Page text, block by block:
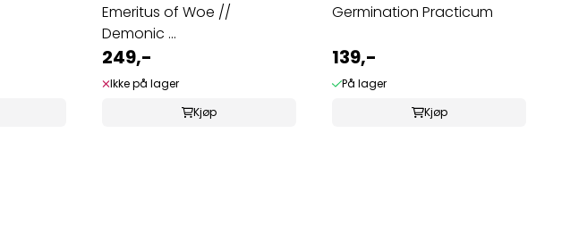
Emeritus of Woe //
Demonic ...
249,-
Ikke på lager
Kjøp
Germination Practicum
139,-
På lager
Kjøp